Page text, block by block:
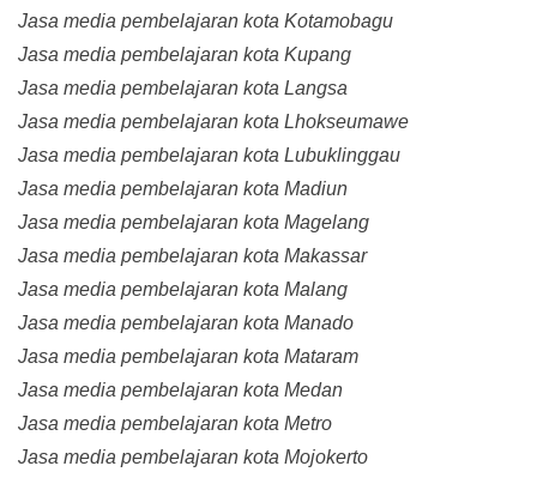
Jasa media pembelajaran kota Kotamobagu
Jasa media pembelajaran kota Kupang
Jasa media pembelajaran kota Langsa
Jasa media pembelajaran kota Lhokseumawe
Jasa media pembelajaran kota Lubuklinggau
Jasa media pembelajaran kota Madiun
Jasa media pembelajaran kota Magelang
Jasa media pembelajaran kota Makassar
Jasa media pembelajaran kota Malang
Jasa media pembelajaran kota Manado
Jasa media pembelajaran kota Mataram
Jasa media pembelajaran kota Medan
Jasa media pembelajaran kota Metro
Jasa media pembelajaran kota Mojokerto